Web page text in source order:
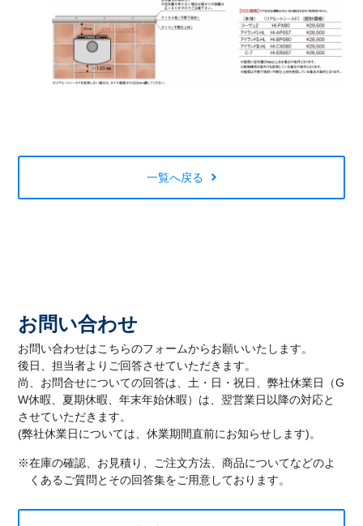
一覧へ戻る
お問い合わせ
お問い合わせはこちらのフォームからお願いいたします。
後日、担当者よりご回答させていただきます。
尚、お問合せについての回答は、土・日・祝日、弊社休業日（G
W休暇、夏期休暇、年末年始休暇）は、翌営業日以降の対応と
させていただきます。
(弊社休業日については、休業期間直前にお知らせします)。
※在庫の確認、お見積り、ご注文方法、商品についてなどのよ
くあるご質問とその回答集をご用意しております。